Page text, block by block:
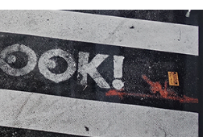
Regarder
Dossiers
Événements